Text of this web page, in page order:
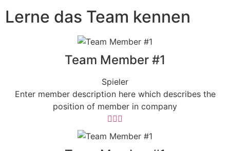
Lerne das Team kennen
Team Member #1
Spieler
Enter member description here which describes the
position of member in company